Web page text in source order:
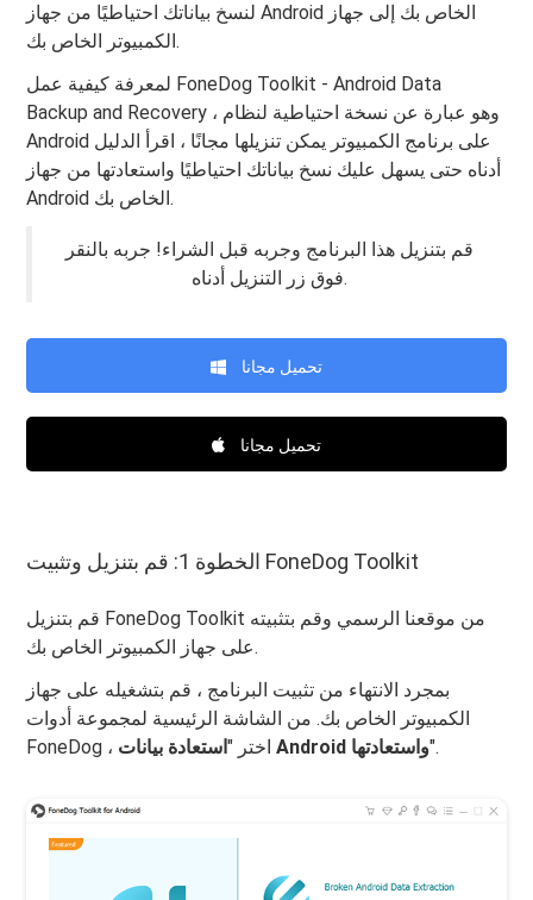
لنسخ بياناتك احتياطيًا من جهاز Android الخاص بك إلى جهاز
الكمبيوتر الخاص بك.
لمعرفة كيفية عمل FoneDog Toolkit - Android Data
Backup and Recovery ، وهو عبارة عن نسخة احتياطية لنظام
Android على برنامج الكمبيوتر يمكن تنزيلها مجانًا ، اقرأ الدليل
أدناه حتى يسهل عليك نسخ بياناتك احتياطيًا واستعادتها من جهاز
Android الخاص بك.
قم بتنزيل هذا البرنامج وجربه قبل الشراء! جربه بالنقر
فوق زر التنزيل أدناه.
تحميل مجانا
تحميل مجانا
الخطوة 1: قم بتنزيل وتثبيت FoneDog Toolkit
قم بتنزيل FoneDog Toolkit من موقعنا الرسمي وقم بتثبيته
على جهاز الكمبيوتر الخاص بك.
بمجرد الانتهاء من تثبيت البرنامج ، قم بتشغيله على جهاز
الكمبيوتر الخاص بك. من الشاشة الرئيسية لمجموعة أدوات
FoneDog ، اختر "
استعادة بيانات Android واستعادتها".